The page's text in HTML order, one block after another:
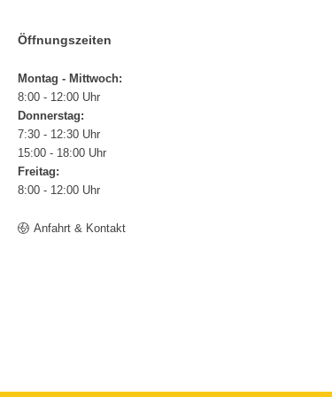
Öffnungszeiten
Montag - Mittwoch:
8:00 - 12:00 Uhr
Donnerstag:
7:30 - 12:30 Uhr
15:00 - 18:00 Uhr
Freitag:
8:00 - 12:00 Uhr
Anfahrt & Kontakt